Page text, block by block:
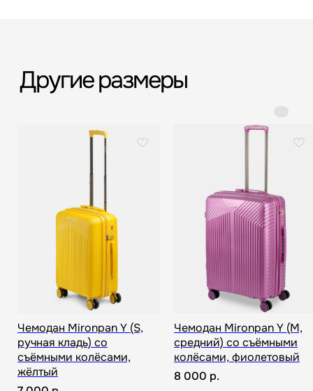
Чемодан Mironpan Y (S,
ручная кладь) со
съёмными колёсами,
жёлтый
Чемодан Mironpan Y (M,
средний) со съёмными
колёсами, фиолетовый
8 000 р.
Большой шоурум
Срочная доставка
Всё о товаре и покупке